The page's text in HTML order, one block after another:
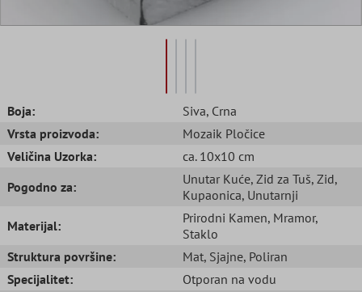
Boja: Siva, Crna
Vrsta proizvoda:
Mozaik Pločice
Veličina Uzorka:
ca. 10x10 cm
Pogodno za:
Unutar Kuće, Zid za Tuš, Zid,
Kupaonica, Unutarnji
Materijal:
Prirodni Kamen, Mramor,
Staklo
Struktura površine:
Mat, Sjajne, Poliran
Specijalitet:
Otporan na vodu